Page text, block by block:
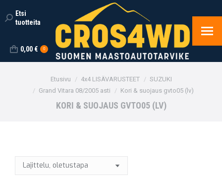
Search:
Etsi
tuotteita
0,00 € 0
You are here:Etusivu 4x4 LISÄVARUSTEET
SUZUKI
Grand Vitara 08/2005 asti
Kori & suojaus gvto05 (lv)
KORI & SUOJAUS GVTO05 (LV)